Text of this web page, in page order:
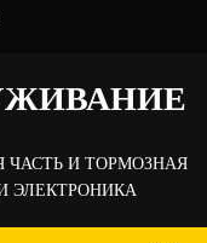
ЧАСТЬ И ТОРМОЗНАЯ
ЭЛЕКТРОНИКА